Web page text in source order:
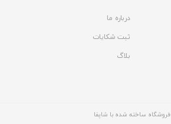
درباره ما
ثبت شکایات
بلاگ
فروشگاه ساخته شده با شاپفا